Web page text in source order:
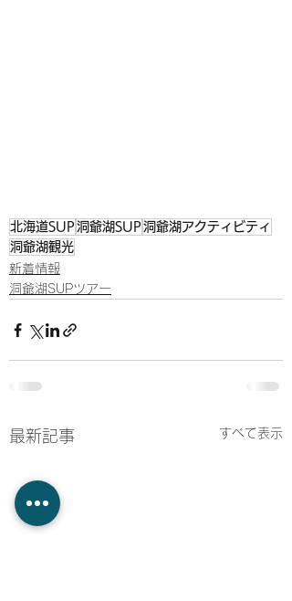
北海道SUP洞爺湖SUP洞爺湖アクティビティ
洞爺湖観光
新着情報
洞爺湖SUPツアー
最新記事 すべて表示